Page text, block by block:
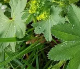
Details zur
Freitag, 22.04.2022,
Schweitzer-Str.